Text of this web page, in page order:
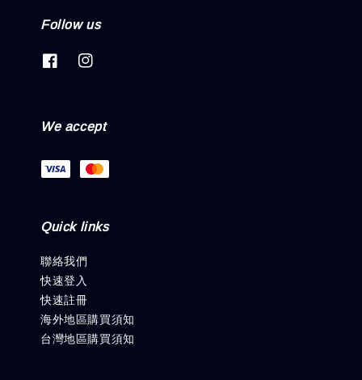
Follow us
We accept
Quick links
聯絡我們
快速登入
快速註冊
海外地區購買須知
台灣地區購買須知